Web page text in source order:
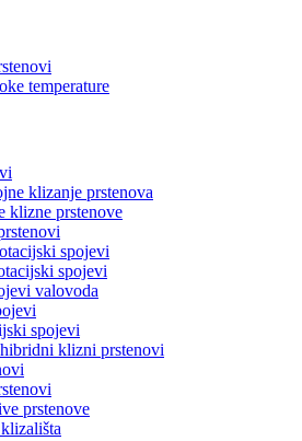
temperature
klizanje prstenova
klizne prstenove
spojevi
spojevi
valovoda
spojevi
klizni prstenovi
prstenove